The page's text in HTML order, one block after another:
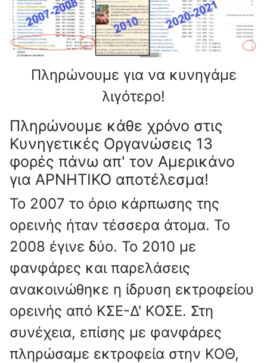
Πληρώνουμε για να κυνηγάμε
λιγότερο!
Πληρώνουμε κάθε χρόνο στις
Κυνηγετικές Οργανώσεις 13
φορές πάνω απ' τον Αμερικάνο
για ΑΡΝΗΤΙΚΟ αποτέλεσμα!
Το 2007 το όριο κάρπωσης της
ορεινής ήταν τέσσερα άτομα. Το
2008 έγινε δύο. Το 2010 με
φανφάρες και παρελάσεις
ανακοινώθηκε η ίδρυση εκτροφείου
ορεινής από ΚΣΕ-Δ' ΚΟΣΕ. Στη
συνέχεια, επίσης με φανφάρες
πληρώσαμε εκτροφεία στην ΚΟΘ,